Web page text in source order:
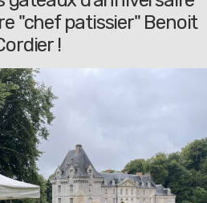
"chef patissier" Benoit
!